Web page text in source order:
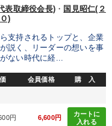
表取締役会長) ・ 国見昭仁(２
)
支持されるトップと、企業
説く、リーダーの想いを事
ない時代に経...
会員価格 購 入
円 6,600円
カートに
入れる